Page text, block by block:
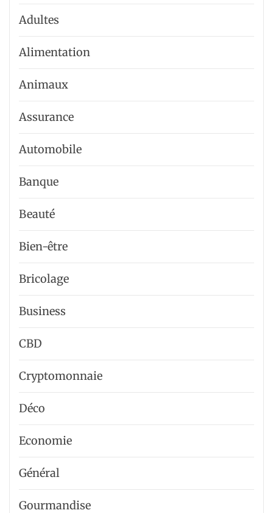
Adultes
Alimentation
Animaux
Assurance
Automobile
Banque
Beauté
Bien-être
Bricolage
Business
CBD
Cryptomonnaie
Déco
Economie
Général
Gourmandise